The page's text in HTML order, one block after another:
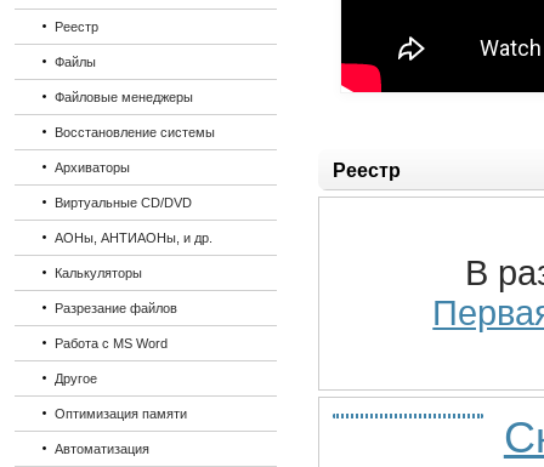
Реестр
Файлы
Файловые менеджеры
Восстановление системы
Архиваторы
Виртуальные CD/DVD
АОНы, АНТИАОНы, и др.
Калькуляторы
Разрезание файлов
Работа с MS Word
Другое
Оптимизация памяти
Автоматизация
Реестр
В